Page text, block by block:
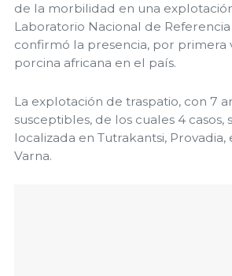
de la morbilidad en una
Laboratorio Nacional de
confirmó la presencia, por primera
porcina africana en el país.
La explotación de traspatio, con 7
susceptibles, de los cuales 4 casos,
localizada en Tutrakantsi,
Varna.